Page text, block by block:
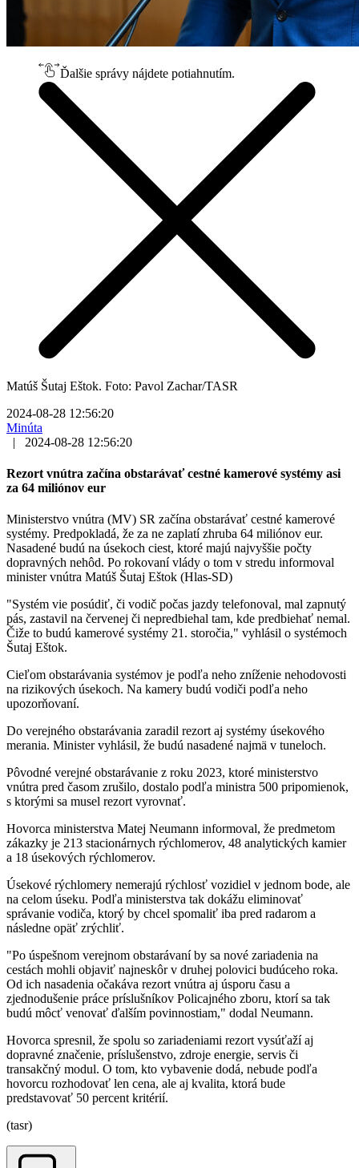
Ďalšie správy nájdete potiahnutím.
Matúš Šutaj Eštok. Foto: Pavol Zachar/TASR
2024-08-28 12:56:20
Minúta
|
2024-08-28 12:56:20
Rezort vnútra začína obstarávať cestné kamerové systémy asi
za 64 miliónov eur
Ministerstvo vnútra (MV) SR začína obstarávať cestné kamerové
systémy. Predpokladá, že za ne zaplatí zhruba 64 miliónov eur.
Nasadené budú na úsekoch ciest, ktoré majú najvyššie počty
dopravných nehôd. Po rokovaní vlády o tom v stredu informoval
minister vnútra Matúš Šutaj Eštok (Hlas-SD)
"Systém vie posúdiť, či vodič počas jazdy telefonoval, mal zapnutý
pás, zastavil na červenej či nepredbiehal tam, kde predbiehať nemal.
Čiže to budú kamerové systémy 21. storočia," vyhlásil o systémoch
Šutaj Eštok.
Cieľom obstarávania systémov je podľa neho zníženie nehodovosti
na rizikových úsekoch. Na kamery budú vodiči podľa neho
upozorňovaní.
Do verejného obstarávania zaradil rezort aj systémy úsekového
merania. Minister vyhlásil, že budú nasadené najmä v tuneloch.
Pôvodné verejné obstarávanie z roku 2023, ktoré ministerstvo
vnútra pred časom zrušilo, dostalo podľa ministra 500 pripomienok,
s ktorými sa musel rezort vyrovnať.
Hovorca ministerstva Matej Neumann informoval, že predmetom
zákazky je 213 stacionárnych rýchlomerov, 48 analytických kamier
a 18 úsekových rýchlomerov.
Úsekové rýchlomery nemerajú rýchlosť vozidiel v jednom bode, ale
na celom úseku. Podľa ministerstva tak dokážu eliminovať
správanie vodiča, ktorý by chcel spomaliť iba pred radarom a
následne opäť zrýchliť.
"Po úspešnom verejnom obstarávaní by sa nové zariadenia na
cestách mohli objaviť najneskôr v druhej polovici budúceho roka.
Od ich nasadenia očakáva rezort vnútra aj úsporu času a
zjednodušenie práce príslušníkov Policajného zboru, ktorí sa tak
budú môcť venovať ďalším povinnostiam," dodal Neumann.
Hovorca spresnil, že spolu so zariadeniami rezort vysúťaží aj
dopravné značenie, príslušenstvo, zdroje energie, servis či
transakčný modul. O tom, kto vybavenie dodá, nebude podľa
hovorcu rozhodovať len cena, ale aj kvalita, ktorá bude
predstavovať 50 percent kritérií.
(tasr)